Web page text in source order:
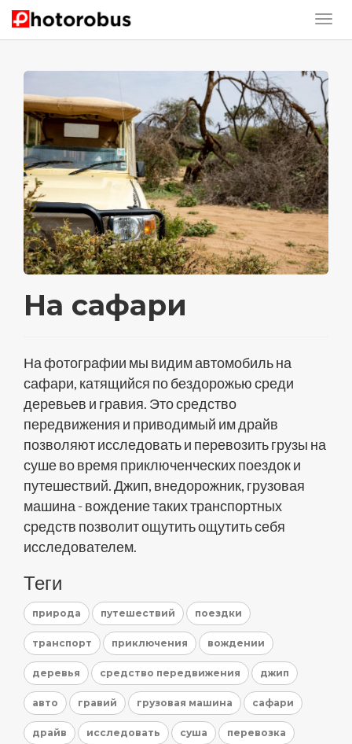
На сафари
На фотографии мы видим автомобиль на
сафари, катящийся по бездорожью среди
деревьев и гравия. Это средство
передвижения и приводимый им драйв
позволяют исследовать и перевозить грузы на
суше во время приключенческих поездок и
путешествий. Джип, внедорожник, грузовая
машина - вождение таких транспортных
средств позволит ощутить ощутить себя
исследователем.
Теги
природа путешествий поездки
транспорт приключения вождении
деревья средство передвижения джип
авто гравий грузовая машина сафари
драйв исследовать суша перевозка